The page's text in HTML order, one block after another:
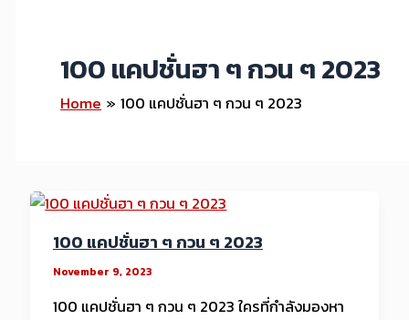
100 แคปชั่นฮา ๆ กวน ๆ 2023
Home 100 แคปชั่นฮา ๆ กวน ๆ 2023
100 แคปชั่นฮา ๆ กวน ๆ 2023
November 9, 2023
100 แคปชั่นฮา ๆ กวน ๆ 2023 ใครที่กำลังมองหา